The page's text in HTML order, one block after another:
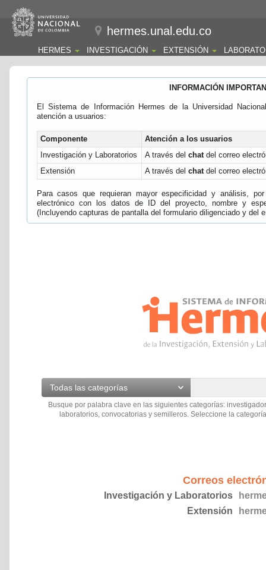
hermes.unal.edu.co
HERMES INVESTIGACIÓN EXTENSIÓN
INFORMACIÓN
El Sistema de Información Hermes de la Universidad
atención a usuarios:
Componente
Atención a los usuarios
Investigación y Laboratorios
A través del chatdel correo
Extensión
A través del chatdel correo
Para casos que requieran mayor especificidad y análisis,
electrónico con los datos de ID del proyecto, nombre y
(Incluyendo capturas de pantalla del formulario diligenciado y del
Todas las categorías
Busque por palabra clave en las siguientes categorías:
laboratorios, convocatorias y semilleros. Seleccione la
Correos
Investigación y Laboratorios
Extensión